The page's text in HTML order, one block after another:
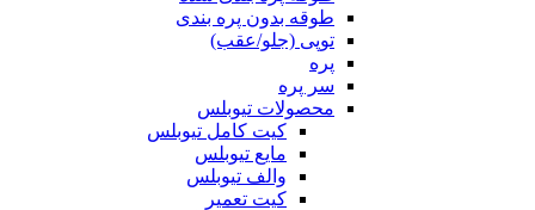
طوقه بدون پره بندی
توپی (جلو/عقب)
پره
سر پره
محصولات تیوبلس
کیت کامل تیوبلس
مایع تیوبلس
والف تیوبلس
کیت تعمیر